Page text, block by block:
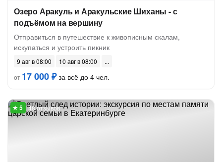
Озеро Аракуль и Аракульские Шиханы - с
подъёмом на вершину
Отправиться в путешествие к живописным скалам,
искупаться и устроить пикник
9 авг в 08:00
10 авг в 08:00
от 17 000 ₽за всё до 4 чел.
48 отзывов